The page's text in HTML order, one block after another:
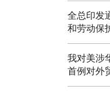
全总印发
和劳动保
我对美涉
首例对外